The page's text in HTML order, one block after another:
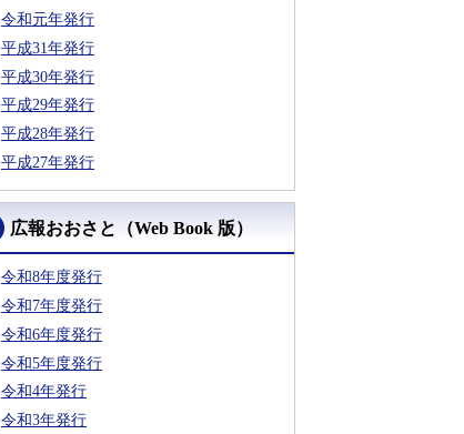
令和元年発行
平成31年発行
平成30年発行
平成29年発行
平成28年発行
平成27年発行
広報おおさと（Web Book 版）
令和8年度発行
令和7年度発行
令和6年度発行
令和5年度発行
令和4年発行
令和3年発行